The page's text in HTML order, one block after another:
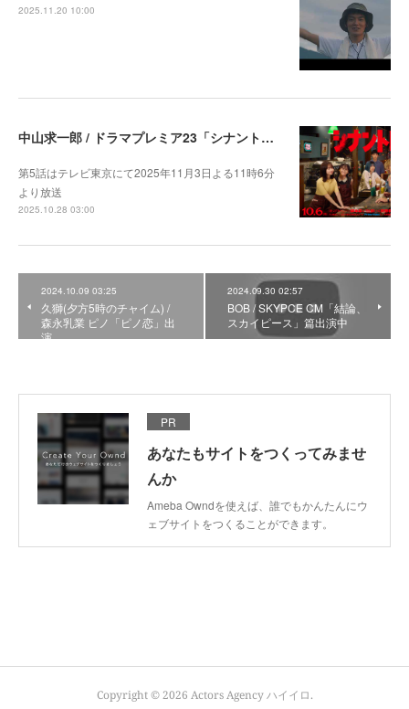
2025.11.20 10:00
中山求一郎 / ドラマプレミア23「シナントロープ」第5話より出演決定
第5話はテレビ東京にて2025年11月3日よる11時6分
より放送
2025.10.28 03:00
2024.10.09 03:25
久獅(夕方5時のチャイム) /
森永乳業 ピノ「ピノ恋」出
演
2024.09.30 02:57
BOB / SKYPCE CM「結論、
スカイピース」篇出演中
PR
あなたもサイトをつくってみませ
んか
Ameba Owndを使えば、誰でもかんたんにウ
ェブサイトをつくることができます。
Copyright ©2026 Actors Agency ハイイロ.